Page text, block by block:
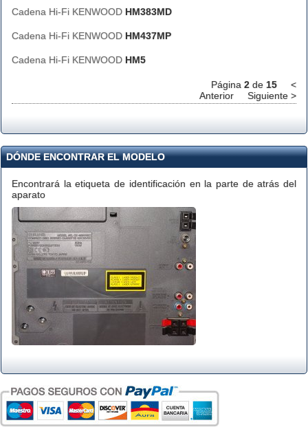
Cadena Hi-Fi KENWOOD HM383MD
Cadena Hi-Fi KENWOOD HM437MP
Cadena Hi-Fi KENWOOD HM5
Página 2 de 15
<
Anterior
Siguiente >
DÓNDE ENCONTRAR EL MODELO
Encontrará la etiqueta de identificación en la parte de atrás del
aparato